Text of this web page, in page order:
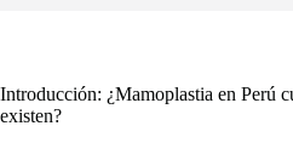
Introducción: ¿Mamoplastia en Perú
existen?